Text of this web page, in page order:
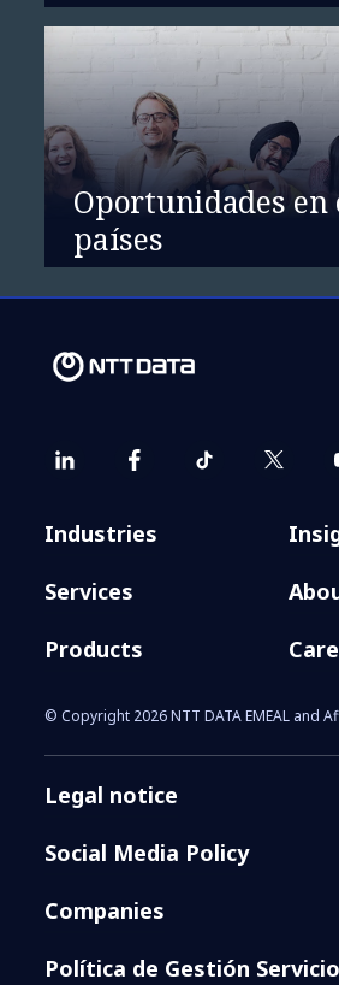
Nuestra estrategia
sostenibilidad
Oportunidades en
países
Industries
Services
Products
© Copyright 2026 NTT DATA EMEAL and
Legal notice
Social Media Policy
Companies
Política de Gestión